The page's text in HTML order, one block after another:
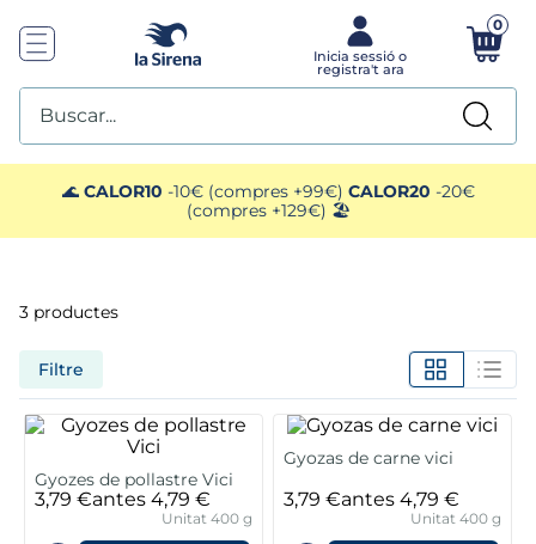
0
Buscar...
🌊 CALOR10 -10€ (compres +99€) CALOR20 -20€
(compres +129€) 🏖️
3 productes
Filtre
Gyozes de pollastre Vici
3,79 €antes 4,79 €
Unitat 400 g
Gyozas de carne vici
3,79 €antes 4,79 €
Unitat 400 g
TOP SEARCHES
1. mariscos
2 mango
menus
4. gelats sirena
. calamar sirena
tarrina helado